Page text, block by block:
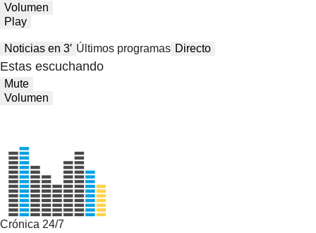
Volumen
Play
Noticias en 3′ Últimos programas Directo
Estas escuchando
Mute
Volumen
Crónica 24/7